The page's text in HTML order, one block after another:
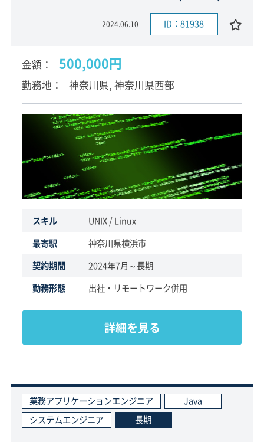
2024.06.10 ID：81938
金額 500,000円
勤務地 神奈川県, 神奈川県西部
スキル
UNIX / Linux
最寄駅
神奈川県横浜市
契約期間
2024年7月～長期
勤務形態
出社・リモートワーク併用
詳細を見る
業務アプリケーションエンジニア
Java
システムエンジニア
長期